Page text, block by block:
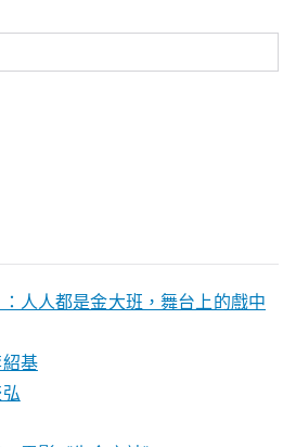
r
：人人都是金大班，舞台上的戲中
基